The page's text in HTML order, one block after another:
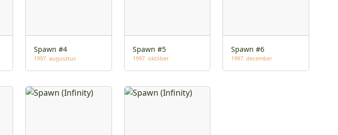
Spawn #4
1997. augusztus
Spawn #5
1997. október
Spawn #6
1997. december